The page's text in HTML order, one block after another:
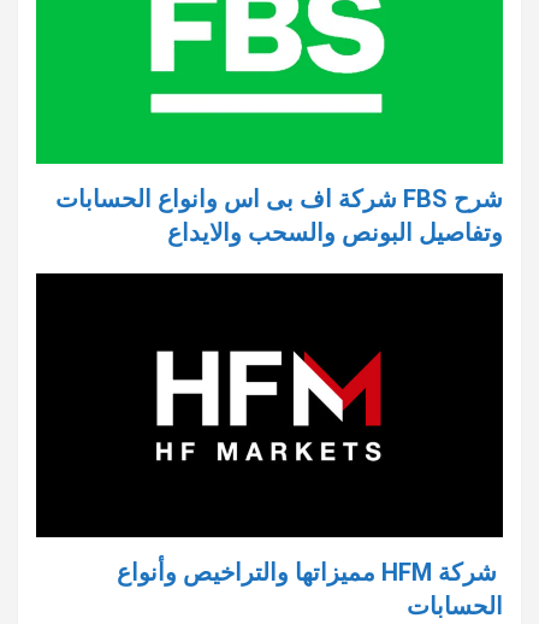
شرح FBS شركة اف بى اس وانواع الحسابات
وتفاصيل البونص والسحب والايداع
شركة HFM مميزاتها والتراخيص وأنواع
الحسابات